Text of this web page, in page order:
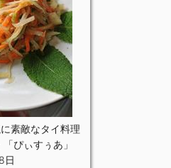
素敵なタイ料理
ぴぃすぅあ」
日